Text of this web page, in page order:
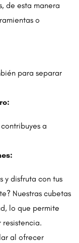
de esta manera
o
para separar
a
y disfruta con tus
Nuestras cubetas
lo que permite
al ofrecer